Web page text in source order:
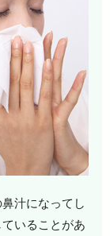
汁になってし
いることがあ